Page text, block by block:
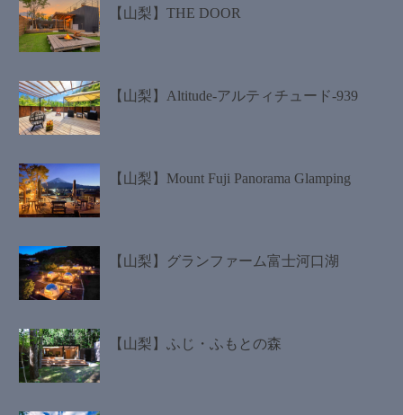
【山梨】THE DOOR
【山梨】Altitude-アルティチュード-939
【山梨】Mount Fuji Panorama Glamping
【山梨】グランファーム富士河口湖
【山梨】ふじ・ふもとの森